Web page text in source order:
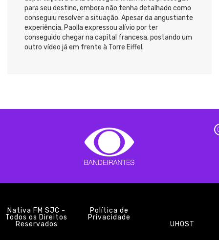
para seu destino, embora não tenha detalhado como
conseguiu resolver a situação. Apesar da angustiante
experiência, Paolla expressou alívio por ter
conseguido chegar na capital francesa, postando um
outro vídeo já em frente à Torre Eiffel.
Nativa FM SJC -
Todos os Direitos
Reservados
Política de
Privacidade
UHOST